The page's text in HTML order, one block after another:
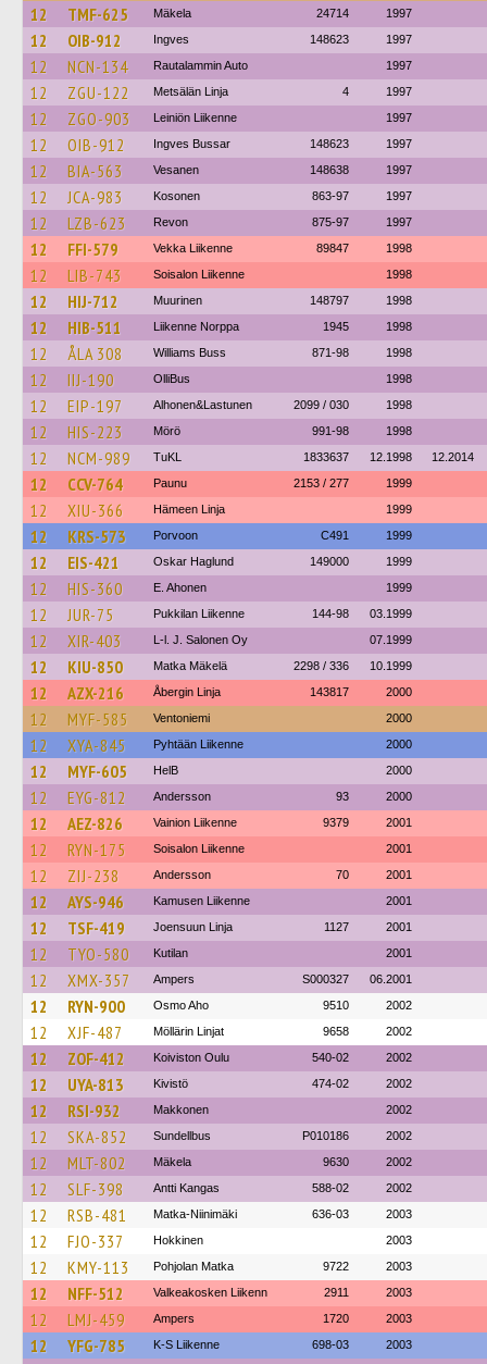
12 TMF-625 Mäkela 24714 1997
12 OIB-912 Ingves 148623 1997
12 NCN-134 Rautalammin Auto 1997
12 ZGU-122 Metsälän Linja 4 1997
12 ZGO-903 Leiniön Liikenne 1997
12 OIB-912 Ingves Bussar 148623 1997
12 BIA-563 Vesanen 148638 1997
12 JCA-983 Kosonen 863-97 1997
12 LZB-623 Revon 875-97 1997
12 FFI-579 Vekka Liikenne 89847 1998
12 LIB-743 Soisalon Liikenne 1998
12 HIJ-712 Muurinen 148797 1998
12 HIB-511 Liikenne Norppa 1945 1998
12 ÅLA 308 Williams Buss 871-98 1998
12 IIJ-190 OlliBus 1998
12 EIP-197 Alhonen&Lastunen 2099 / 030 1998
12 HIS-223 Mörö 991-98 1998
12 NCM-989 TuKL 1833637 12.1998 12.2014
12 CCV-764 Paunu 2153 / 277 1999
12 XIU-366 Hämeen Linja 1999
12 KRS-573 Porvoon C491 1999
12 EIS-421 Oskar Haglund 149000 1999
12 HIS-360 E. Ahonen 1999
12 JUR-75 Pukkilan Liikenne 144-98 03.1999
12 XIR-403 L-l. J. Salonen Oy 07.1999
12 KIU-850 Matka Mäkelä 2298 / 336 10.1999
12 AZX-216 Åbergin Linja 143817 2000
12 MYF-585 Ventoniemi 2000
12 XYA-845 Pyhtään Liikenne 2000
12 MYF-605 HelB 2000
12 EYG-812 Andersson 93 2000
12 AEZ-826 Vainion Liikenne 9379 2001
12 RYN-175 Soisalon Liikenne 2001
12 ZIJ-238 Andersson 70 2001
12 AYS-946 Kamusen Liikenne 2001
12 TSF-419 Joensuun Linja 1127 2001
12 TYO-580 Kutilan 2001
12 XMX-357 Ampers S000327 06.2001
12 RYN-900 Osmo Aho 9510 2002
12 XJF-487 Möllärin Linjat 9658 2002
12 ZOF-412 Koiviston Oulu 540-02 2002
12 UYA-813 Kivistö 474-02 2002
12 RSI-932 Makkonen 2002
12 SKA-852 Sundellbus P010186 2002
12 MLT-802 Mäkela 9630 2002
12 SLF-398 Antti Kangas 588-02 2002
12 RSB-481 Matka-Niinimäki 636-03 2003
12 FJO-337 Hokkinen 2003
12 KMY-113 Pohjolan Matka 9722 2003
12 NFF-512 Valkeakosken Liikenn 2911 2003
12 LMJ-459 Ampers 1720 2003
12 YFG-785 K-S Liikenne 698-03 2003